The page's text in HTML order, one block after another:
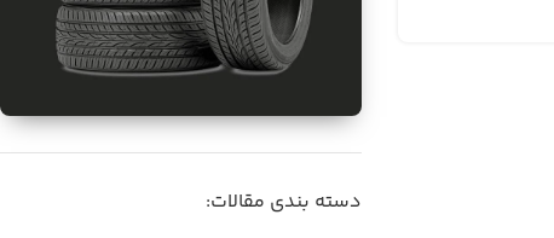
واردات قطعات خودرو از
دسته بندی مقالات: